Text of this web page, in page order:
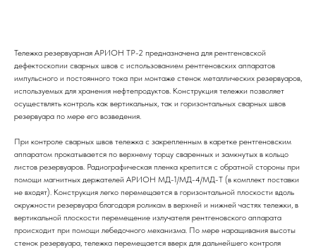
Тележка резервуарная АРИОН ТР-2 предназначена для рентгеновской
дефектоскопии сварных швов с использованием рентгеновских аппаратов
импульсного и постоянного тока при монтаже стенок металлических резервуаров,
используемых для хранения нефтепродуктов. Конструкция тележки позволяет
осуществлять контроль как вертикальных, так и горизонтальных сварных швов
резервуара по мере его возведения.
При контроле сварных швов тележка с закрепленным в каретке рентгеновским
аппаратом прокатывается по верхнему торцу сваренных и замкнутых в кольцо
листов резервуаров. Радиографическая пленка крепится с обратной стороны при
помощи магнитных держателей АРИОН МД-1/МД-4/МД-Т (в комплект поставки
не входят). Конструкция легко перемещается в горизонтальной плоскости вдоль
окружности резервуара благодаря роликам в верхней и нижней частях тележки, в
вертикальной плоскости перемещение излучателя рентгеновского аппарата
происходит при помощи лебедочного механизма. По мере наращивания высоты
стенок резервуара, тележка перемещается вверх для дальнейшего контроля